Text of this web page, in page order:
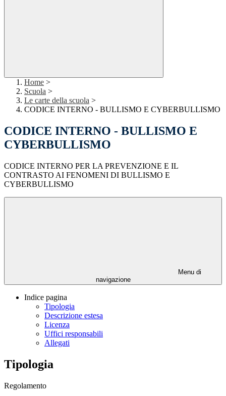
Home >
Scuola >
Le carte della scuola >
CODICE INTERNO - BULLISMO E CYBERBULLISMO
CODICE INTERNO - BULLISMO E
CYBERBULLISMO
CODICE INTERNO PER LA PREVENZIONE E IL
CONTRASTO AI FENOMENI DI BULLISMO E
CYBERBULLISMO
Menu di
navigazione
Indice pagina
Tipologia
Descrizione estesa
Licenza
Uffici responsabili
Allegati
Tipologia
Regolamento